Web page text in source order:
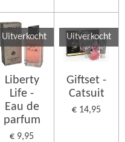
Uitverkocht
Liberty
Life -
Eau de
parfum
€ 9,95
Uitverkocht
Giftset -
Catsuit
€ 14,95